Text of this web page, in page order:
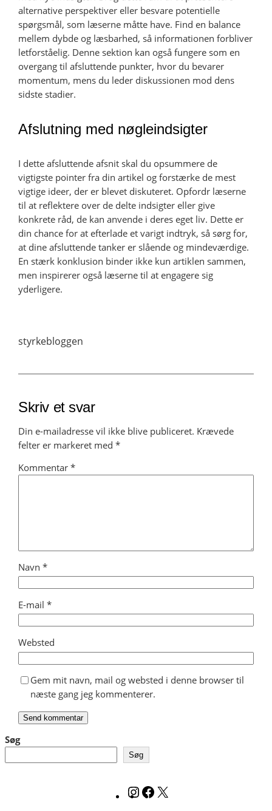
alternative perspektiver eller besvare potentielle
spørgsmål, som læserne måtte have. Find en balance
mellem dybde og læsbarhed, så informationen forbliver
letforståelig. Denne sektion kan også fungere som en
overgang til afsluttende punkter, hvor du bevarer
momentum, mens du leder diskussionen mod dens
sidste stadier.
Afslutning med nøgleindsigter
I dette afsluttende afsnit skal du opsummere de
vigtigste pointer fra din artikel og forstærke de mest
vigtige ideer, der er blevet diskuteret. Opfordr læserne
til at reflektere over de delte indsigter eller give
konkrete råd, de kan anvende i deres eget liv. Dette er
din chance for at efterlade et varigt indtryk, så sørg for,
at dine afsluttende tanker er slående og mindeværdige.
En stærk konklusion binder ikke kun artiklen sammen,
men inspirerer også læserne til at engagere sig
yderligere.
styrkebloggen
Skriv et svar
Din e-mailadresse vil ikke blive publiceret. Krævede
felter er markeret med*
Kommentar*
Navn*
E-mail*
Websted
Gem mit navn, mail og websted i denne browser til
næste gang jeg kommenterer.
Søg
Søg
Instagram
Facebook